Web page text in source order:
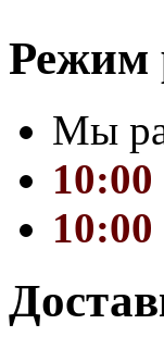
Режим
Мы